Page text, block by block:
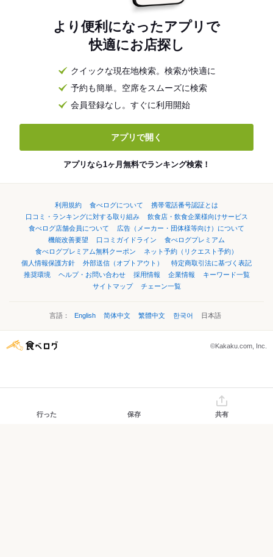
より便利になったアプリで
快適にお店探し
クイックな現在地検索。検索が快適に
予約も簡単。空席をスムーズに検索
会員登録なし。すぐに利用開始
アプリで開く
アプリなら1ヶ月無料でランキング検索！
利用規約 食べログについて
携帯電話番号認証とは
口コミ・ランキングに対する取り組み
飲食店・飲食企業様向けサービス
食べログ店舗会員について
広告（メーカー・団体様等向け）について
機能改善要望
口コミガイドライン
食べログプレミアム
食べログプレミアム無料クーポン
ネット予約（リクエスト予約）
個人情報保護方針
外部送信（オプトアウト）
特定商取引法に基づく表記
推奨環境
ヘルプ・お問い合わせ 採用情報 企業情報
キーワード一覧
サイトマップ
チェーン一覧
言語： English 简体中文 繁體中文 한국어 日本語
©Kakaku.com, Inc.
行った 保存 共有